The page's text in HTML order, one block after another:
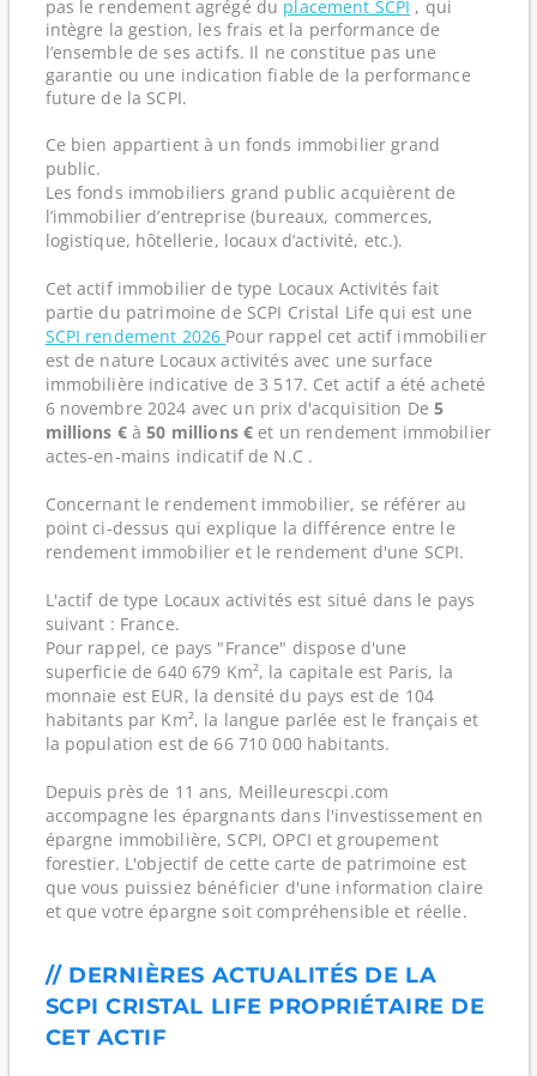
pas le rendement agrégé du placement SCPI , qui
intègre la gestion, les frais et la performance de
l’ensemble de ses actifs. Il ne constitue pas une
garantie ou une indication fiable de la performance
future de la SCPI.
Ce bien appartient à un fonds immobilier grand
public.
Les fonds immobiliers grand public acquièrent de
l’immobilier d’entreprise (bureaux, commerces,
logistique, hôtellerie, locaux d’activité, etc.).
Cet actif immobilier de type Locaux Activités fait
partie du patrimoine de SCPI Cristal Life qui est une
SCPI rendement 2026 Pour rappel cet actif immobilier
est de nature Locaux activités avec une surface
immobilière indicative de 3 517. Cet actif a été acheté
6 novembre 2024 avec un prix d'acquisition De 5
millions €à50 millions € et un rendement immobilier
actes-en-mains indicatif de N.C .
Concernant le rendement immobilier, se référer au
point ci-dessus qui explique la différence entre le
rendement immobilier et le rendement d'une SCPI.
L'actif de type Locaux activités est situé dans le pays
suivant : France.
Pour rappel, ce pays "France" dispose d'une
superficie de 640 679 Km², la capitale est Paris, la
monnaie est EUR, la densité du pays est de 104
habitants par Km², la langue parlée est le français et
la population est de 66 710 000 habitants.
Depuis près de 11 ans, Meilleurescpi.com
accompagne les épargnants dans l'investissement en
épargne immobilière, SCPI, OPCI et groupement
forestier. L'objectif de cette carte de patrimoine est
que vous puissiez bénéficier d'une information claire
et que votre épargne soit compréhensible et réelle.
// DERNIÈRES ACTUALITÉS DE LA
SCPI CRISTAL LIFE PROPRIÉTAIRE DE
CET ACTIF